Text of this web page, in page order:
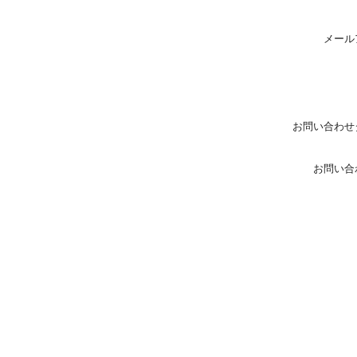
メー
お問い合わ
お問い